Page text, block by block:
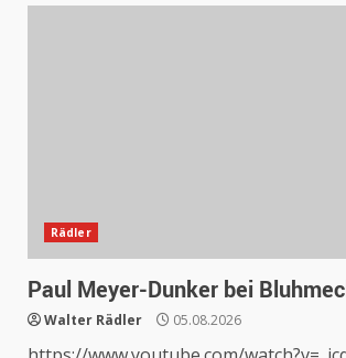
Rädler
Paul Meyer-Dunker bei
Walter Rädler 05.08.2026